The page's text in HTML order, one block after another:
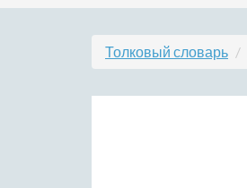
Толковый словарь